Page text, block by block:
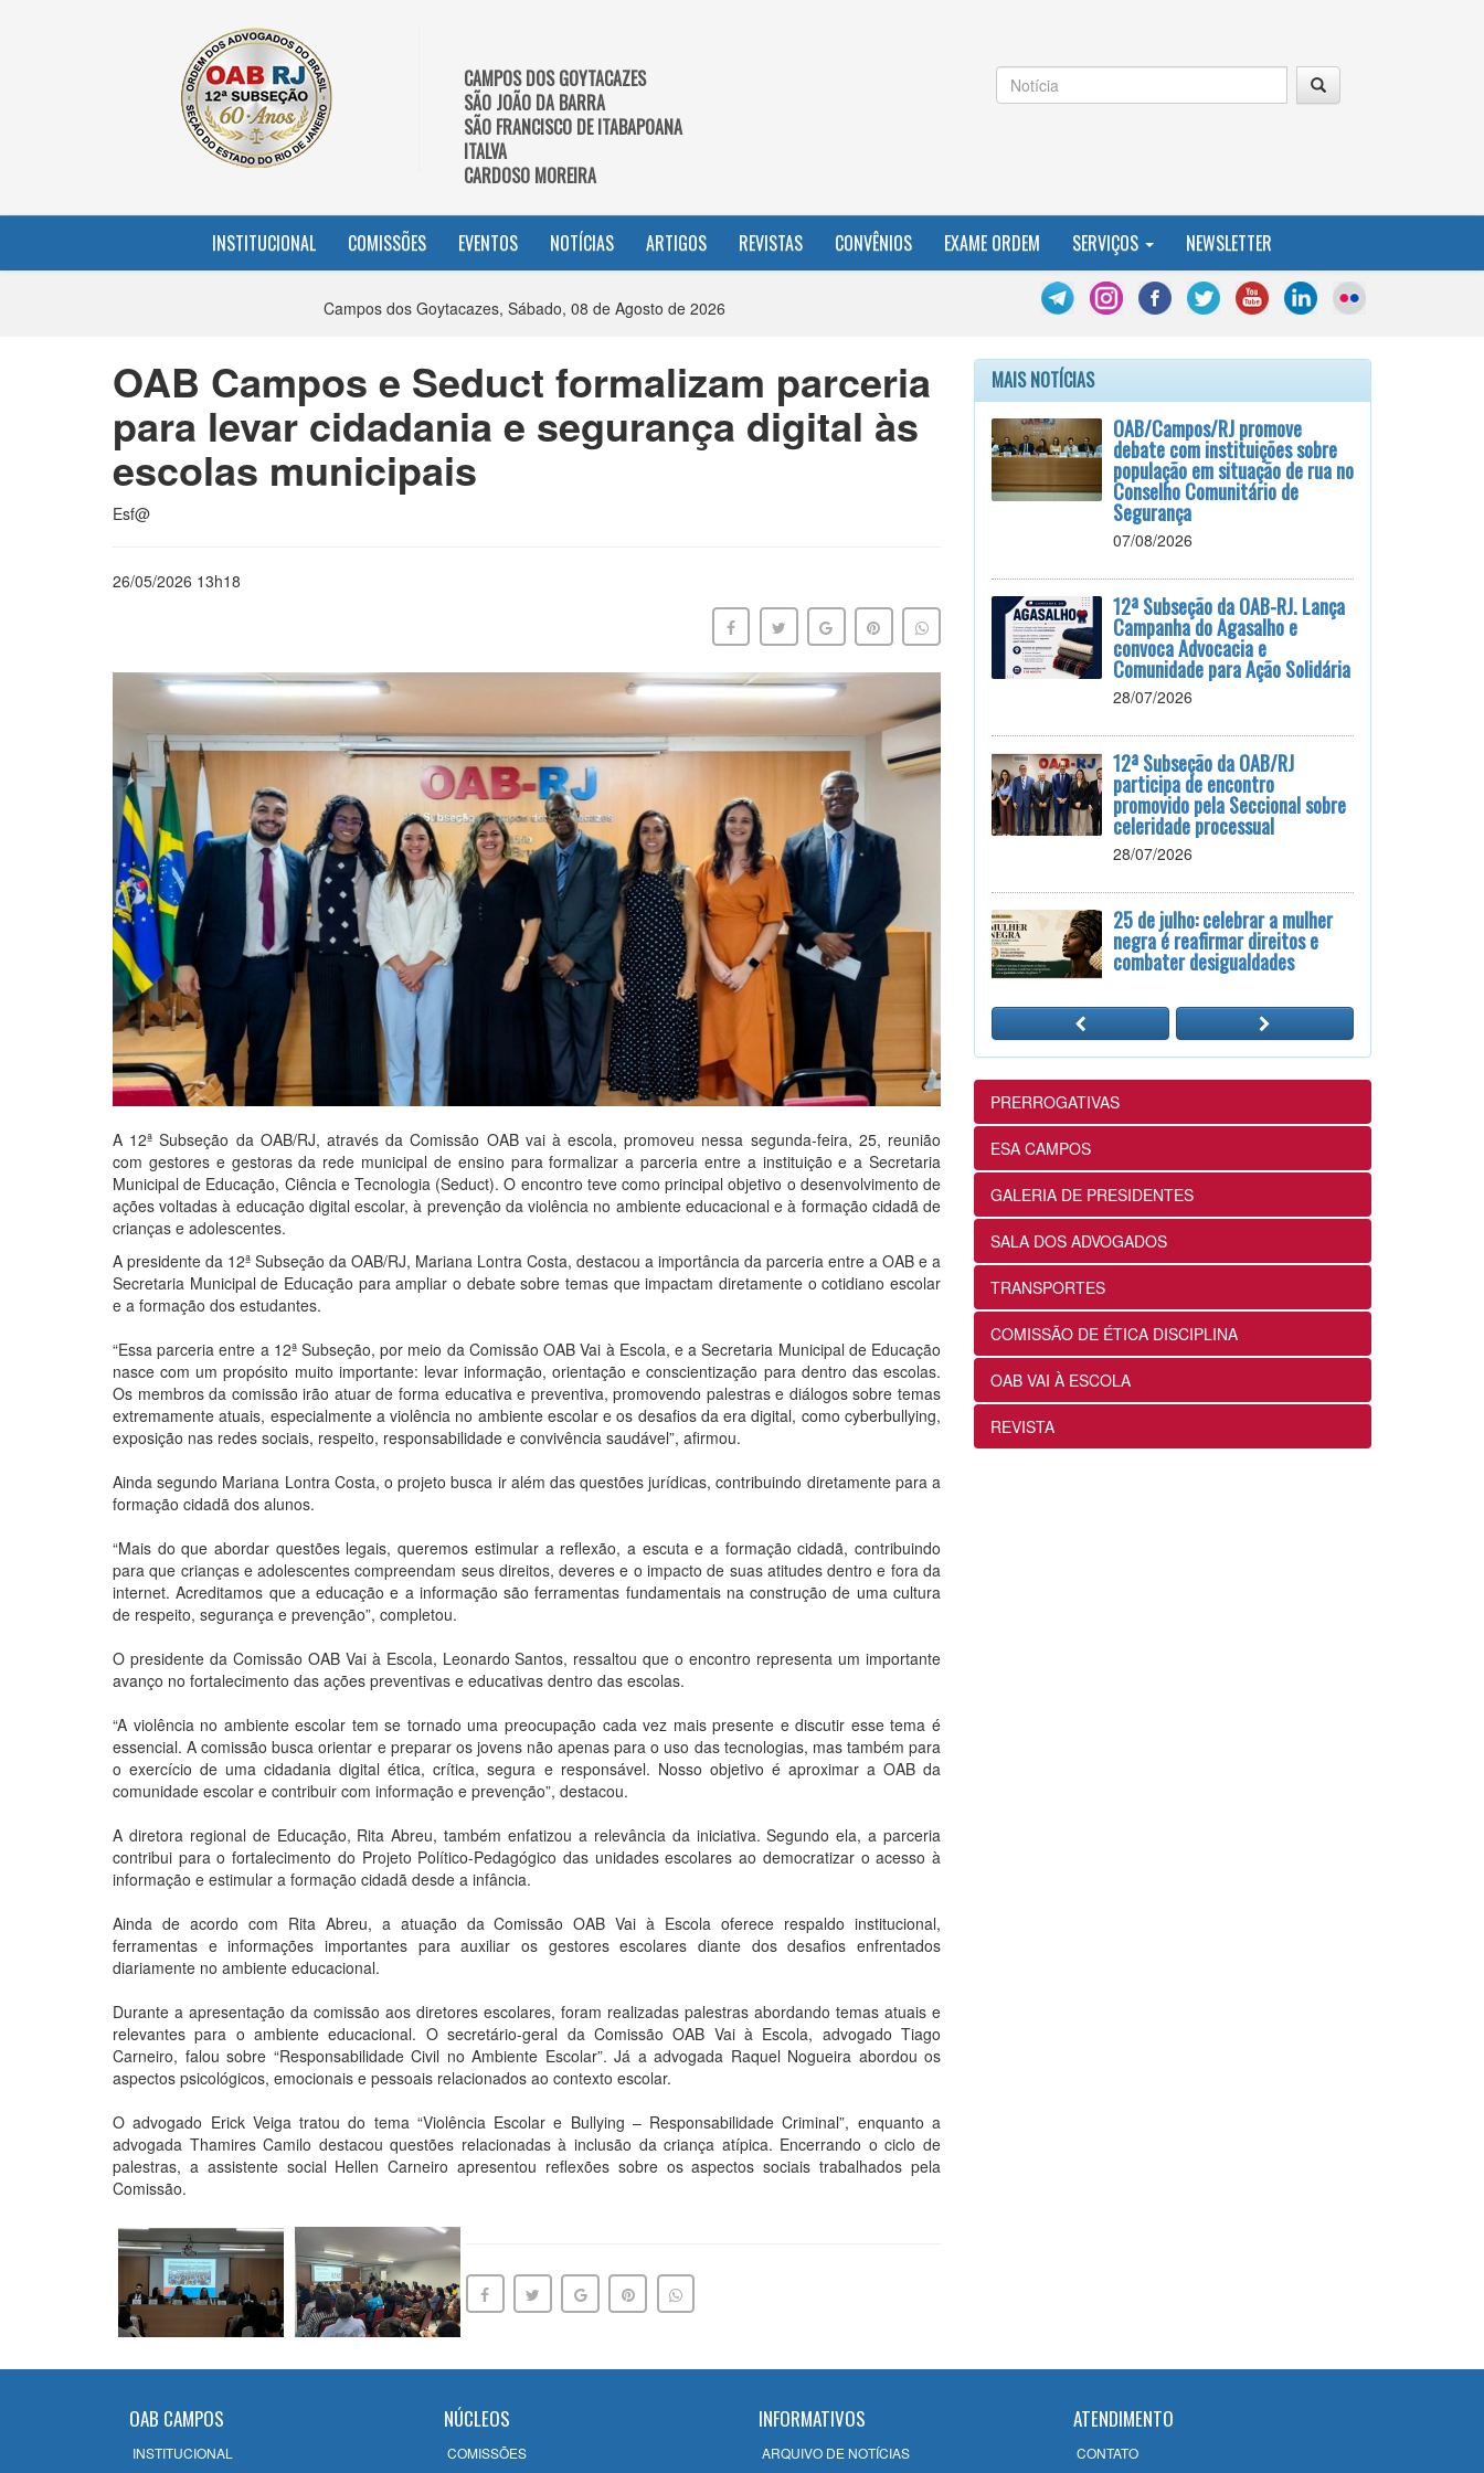
CAMPOS DOS GOYTACAZES
SÃO JOÃO DA BARRA
SÃO FRANCISCO DE ITABAPOANA
ITALVA
CARDOSO MOREIRA
INSTITUCIONAL COMISSÕES EVENTOS NOTÍCIAS ARTIGOS REVISTAS CONVÊNIOS EXAME ORDEM SERVIÇOS NEWSLETTER
Campos dos Goytacazes, Sábado, 08 de Agosto de 2026
OAB Campos e Seduct formalizam parceria
para levar cidadania e segurança digital às
escolas municipais
Esf@
26/05/2026 13h18
A 12ª Subseção da OAB/RJ, através da Comissão OAB vai à escola, promoveu nessa segunda-feira, 25, reunião
com gestores e gestoras da rede municipal de ensino para formalizar a parceria entre a instituição e a Secretaria
Municipal de Educação, Ciência e Tecnologia (Seduct). O encontro teve como principal objetivo o desenvolvimento de
ações voltadas à educação digital escolar, à prevenção da violência no ambiente educacional e à formação cidadã de
crianças e adolescentes.
A presidente da 12ª Subseção da OAB/RJ, Mariana Lontra Costa, destacou a importância da parceria entre a OAB e a
Secretaria Municipal de Educação para ampliar o debate sobre temas que impactam diretamente o cotidiano escolar
e a formação dos estudantes.
“Essa parceria entre a 12ª Subseção, por meio da Comissão OAB Vai à Escola, e a Secretaria Municipal de Educação
nasce com um propósito muito importante: levar informação, orientação e conscientização para dentro das escolas.
Os membros da comissão irão atuar de forma educativa e preventiva, promovendo palestras e diálogos sobre temas
extremamente atuais, especialmente a violência no ambiente escolar e os desafios da era digital, como cyberbullying,
exposição nas redes sociais, respeito, responsabilidade e convivência saudável”, afirmou.
Ainda segundo Mariana Lontra Costa, o projeto busca ir além das questões jurídicas, contribuindo diretamente para a
formação cidadã dos alunos.
“Mais do que abordar questões legais, queremos estimular a reflexão, a escuta e a formação cidadã, contribuindo
para que crianças e adolescentes compreendam seus direitos, deveres e o impacto de suas atitudes dentro e fora da
internet. Acreditamos que a educação e a informação são ferramentas fundamentais na construção de uma cultura
de respeito, segurança e prevenção”, completou.
O presidente da Comissão OAB Vai à Escola, Leonardo Santos, ressaltou que o encontro representa um importante
avanço no fortalecimento das ações preventivas e educativas dentro das escolas.
“A violência no ambiente escolar tem se tornado uma preocupação cada vez mais presente e discutir esse tema é
essencial. A comissão busca orientar e preparar os jovens não apenas para o uso das tecnologias, mas também para
o exercício de uma cidadania digital ética, crítica, segura e responsável. Nosso objetivo é aproximar a OAB da
comunidade escolar e contribuir com informação e prevenção”, destacou.
A diretora regional de Educação, Rita Abreu, também enfatizou a relevância da iniciativa. Segundo ela, a parceria
contribui para o fortalecimento do Projeto Político-Pedagógico das unidades escolares ao democratizar o acesso à
informação e estimular a formação cidadã desde a infância.
Ainda de acordo com Rita Abreu, a atuação da Comissão OAB Vai à Escola oferece respaldo institucional,
ferramentas e informações importantes para auxiliar os gestores escolares diante dos desafios enfrentados
diariamente no ambiente educacional.
Durante a apresentação da comissão aos diretores escolares, foram realizadas palestras abordando temas atuais e
relevantes para o ambiente educacional. O secretário-geral da Comissão OAB Vai à Escola, advogado Tiago
Carneiro, falou sobre “Responsabilidade Civil no Ambiente Escolar”. Já a advogada Raquel Nogueira abordou os
aspectos psicológicos, emocionais e pessoais relacionados ao contexto escolar.
O advogado Erick Veiga tratou do tema “Violência Escolar e Bullying – Responsabilidade Criminal”, enquanto a
advogada Thamires Camilo destacou questões relacionadas à inclusão da criança atípica. Encerrando o ciclo de
palestras, a assistente social Hellen Carneiro apresentou reflexões sobre os aspectos sociais trabalhados pela
Comissão.
MAIS NOTÍCIAS
OAB/Campos/RJ promove
debate com instituições sobre
população em situação de rua no
Conselho Comunitário de
Segurança
07/08/2026
12ª Subseção da OAB-RJ. Lança
Campanha do Agasalho e
convoca Advocacia e
Comunidade para Ação Solidária
28/07/2026
12ª Subseção da OAB/RJ
participa de encontro
promovido pela Seccional sobre
celeridade processual
28/07/2026
25 de julho: celebrar a mulher
negra é reafirmar direitos e
combater desigualdades
12ª Subseção e ESA realizam
Masterclass sobre Crimes
Eleitorais na Prática
24/07/2026
12ª Subseção e ESA alinham
projetos e ações voltados ao
fortalecimento dos futuros
advogados
OABRJ disponibiliza repositório
de manuais e cartilhas digitais
para apoiar a advocacia
fluminense
PRERROGATIVAS
ESA CAMPOS
GALERIA DE PRESIDENTES
SALA DOS ADVOGADOS
TRANSPORTES
COMISSÃO DE ÉTICA DISCIPLINA
OAB VAI À ESCOLA
REVISTA
OAB CAMPOS
INSTITUCIONAL
NÚCLEOS
COMISSÕES
INFORMATIVOS
ARQUIVO DE NOTÍCIAS
ATENDIMENTO
CONTATO